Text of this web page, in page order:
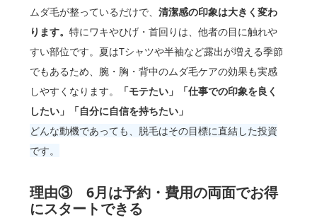
ムダ毛が整っているだけで、清潔感の印象は大きく変わ
ります。特にワキやひげ・首回りは、他者の目に触れや
すい部位です。夏はTシャツや半袖など露出が増える季節
でもあるため、腕・胸・背中のムダ毛ケアの効果も実感
しやすくなります。
「モテたい」「仕事での印象を良く
したい」「自分に自信を持ちたい」
どんな動機であっても、脱毛はその目標に直結した投資
です。
理由③ 6月は予約・費用の両面でお得
にスタートできる